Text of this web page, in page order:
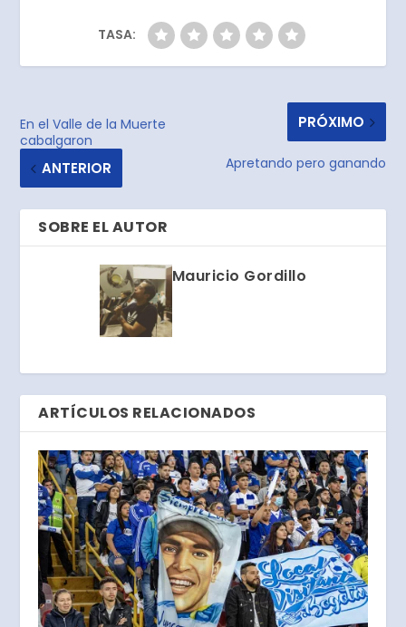
TASA:
En el Valle de la Muerte
cabalgaron
ANTERIOR
PRÓXIMO
Apretando pero ganando
SOBRE EL AUTOR
Mauricio Gordillo
ARTÍCULOS RELACIONADOS